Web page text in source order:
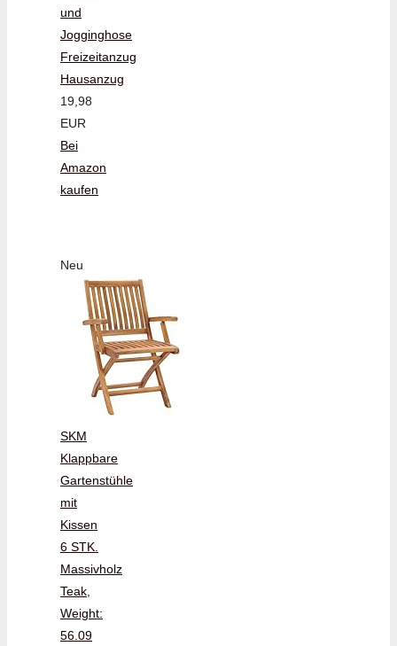
und
Jogginghose
Freizeitanzug
Hausanzug
19,98
EUR
Bei
Amazon
kaufen
Neu
SKM
Klappbare
Gartenstühle
mit
Kissen
6 STK.
Massivholz
Teak,
Weight:
56.09